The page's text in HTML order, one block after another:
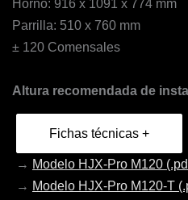
Horno: 916 x 1091 x 774 mm
Parrilla: 510 x 760 mm
± 120 Comensales
Altura recomendada de
Fichas técnicas +
→ Modelo HJX-Pro M120
→ Modelo HJX-Pro M120-T